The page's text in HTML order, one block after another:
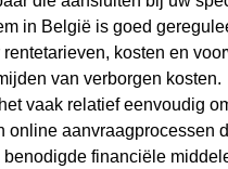
in België is goed
kosten en
van verborgen kosten.
vaak relatief eenvoudig
aanvraagprocessen
financiële